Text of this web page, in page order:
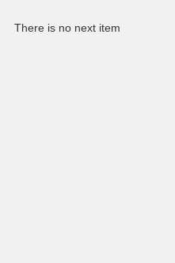
There is no next item